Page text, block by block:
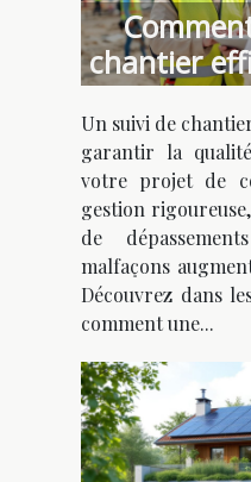
chantier
Un suivi de
garantir la
votre projet de
gestion
de
malfaçons
Découvrez dans
comment une...